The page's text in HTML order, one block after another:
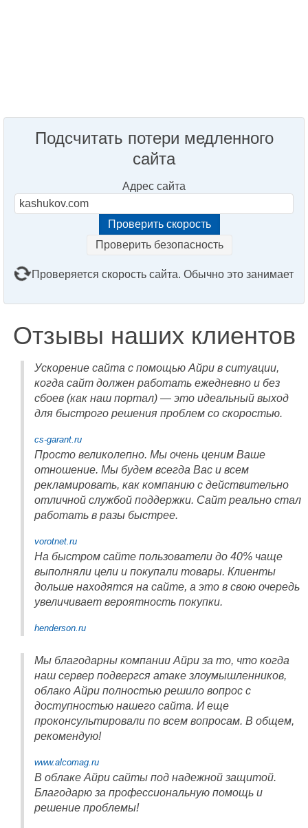
Подсчитать потери медленного
сайта
Адрес сайта
Проверить безопасность
Проверяется скорость сайта. Обычно это занимает
Отзывы наших клиентов
Ускорение сайта с помощью Айри в ситуации,
когда сайт должен работать ежедневно и без
сбоев (как наш портал) — это идеальный выход
для быстрого решения проблем со скоростью.
cs-garant.ru
Просто великолепно. Мы очень ценим Ваше
отношение. Мы будем всегда Вас и всем
рекламировать, как компанию с действительно
отличной службой поддержки. Сайт реально стал
работать в разы быстрее.
vorotnet.ru
На быстром сайте пользователи до 40% чаще
выполняли цели и покупали товары. Клиенты
дольше находятся на сайте, а это в свою очередь
увеличивает вероятность покупки.
henderson.ru
Мы благодарны компании Айри за то, что когда
наш сервер подвергся атаке злоумышленников,
облако Айри полностью решило вопрос с
доступностью нашего сайта. И еще
проконсультировали по всем вопросам. В общем,
рекомендую!
www.alcomag.ru
В облаке Айри сайты под надежной защитой.
Благодарю за профессиональную помощь и
решение проблемы!